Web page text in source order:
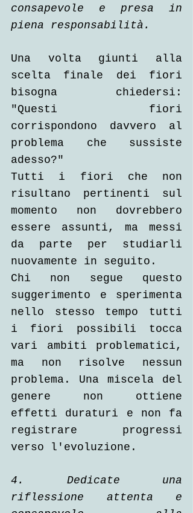
consapevole e presa in
piena responsabilità.
Una volta giunti alla
scelta finale dei fiori
bisogna chiedersi:
"Questi fiori
corrispondono davvero al
problema che sussiste
adesso?"
Tutti i fiori che non
risultano pertinenti sul
momento non dovrebbero
essere assunti, ma messi
da parte per studiarli
nuovamente in seguito.
Chi non segue questo
suggerimento e sperimenta
nello stesso tempo tutti
i fiori possibili tocca
vari ambiti problematici,
ma non risolve nessun
problema. Una miscela del
genere non ottiene
effetti duraturi e non fa
registrare progressi
verso l'evoluzione.
4. Dedicate una
riflessione attenta e